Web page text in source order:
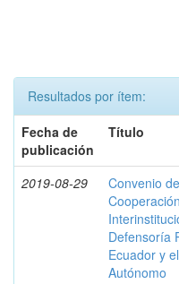
Resultados por ítem:
Fecha de
publicación
Título
2019-08-29
Convenio de
Cooperación
Defensoría
Ecuador y
Autónomo